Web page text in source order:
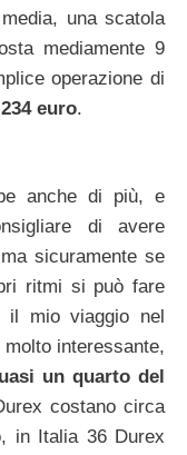
una scatola
mediamente 9
operazione di
euro.
anche di più, e
di avere
sicuramente se
ritmi si può fare
il mio viaggio nel
interessante,
un quarto del
costano circa
in Italia 36 Durex